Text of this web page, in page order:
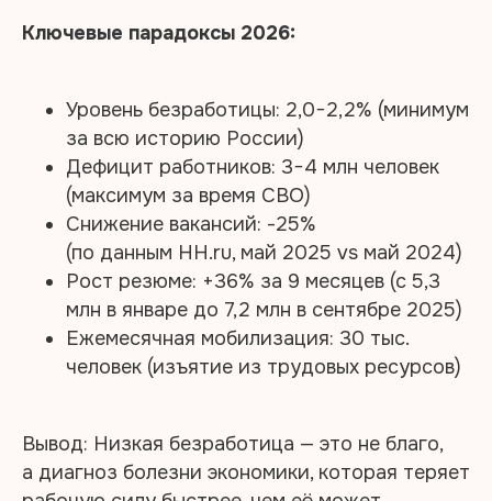
Ключевые парадоксы 2026:
Уровень безработицы: 2,0−2,2% (минимум
за всю историю России)
Дефицит работников: 3−4 млн человек
(максимум за время СВО)
Снижение вакансий: -25%
(по данным HH.ru, май 2025 vs май 2024)
Рост резюме: +36% за 9 месяцев (с 5,3
млн в январе до 7,2 млн в сентябре 2025)
Ежемесячная мобилизация: 30 тыс.
человек (изъятие из трудовых ресурсов)
Вывод: Низкая безработица — это не благо,
а диагноз болезни экономики, которая теряет